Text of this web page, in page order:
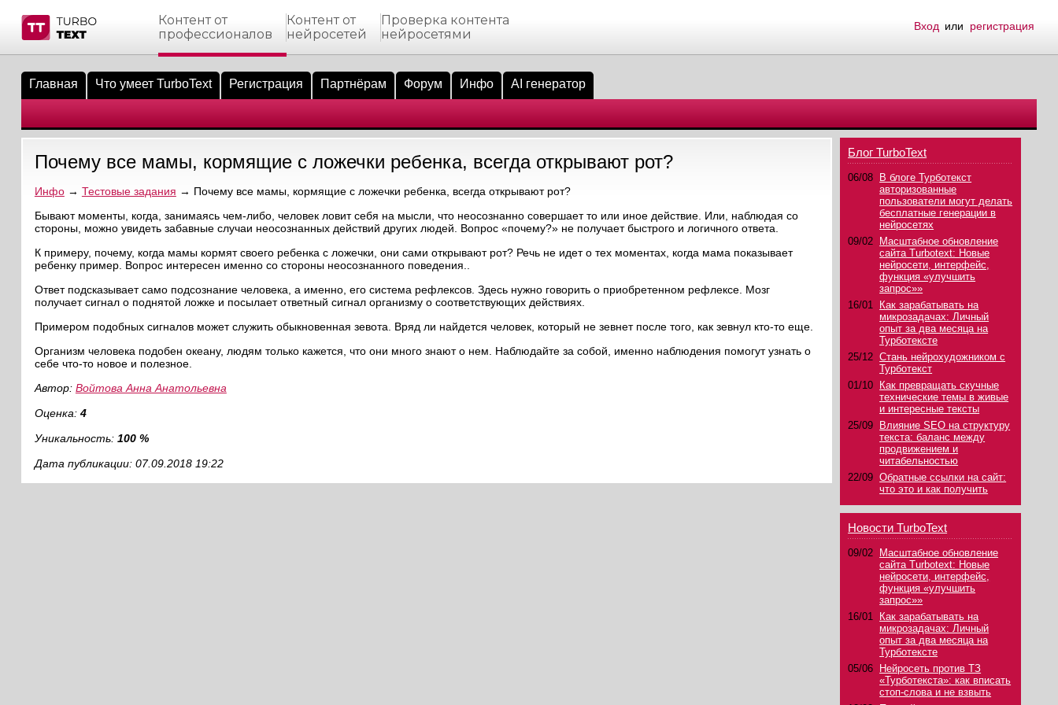
материалы
биржи
пользователи
на сайте
пользователей
сообщения
по форуму
Контент от
профессионалов
Контент от
нейросетей
Проверка контента
нейросетями
Вход или регистрация
Главная Что умеет TurboText Регистрация Партнёрам Форум Инфо AI генератор
Почему все мамы, кормящие с ложечки ребенка, всегда открывают рот?
Инфо→ Тестовые задания → Почему все мамы, кормящие с ложечки ребенка, всегда открывают рот?
Бывают моменты, когда, занимаясь чем-либо, человек ловит себя на мысли, что неосознанно совершает то или иное действие. Или, наблюдая со
стороны, можно увидеть забавные случаи неосознанных действий других людей. Вопрос «почему?» не получает быстрого и логичного ответа.
К примеру, почему, когда мамы кормят своего ребенка с ложечки, они сами открывают рот? Речь не идет о тех моментах, когда мама показывает
ребенку пример. Вопрос интересен именно со стороны неосознанного поведения..
Ответ подсказывает само подсознание человека, а именно, его система рефлексов. Здесь нужно говорить о приобретенном рефлексе. Мозг
получает сигнал о поднятой ложке и посылает ответный сигнал организму о соответствующих действиях.
Примером подобных сигналов может служить обыкновенная зевота. Вряд ли найдется человек, который не зевнет после того, как зевнул кто-то еще.
Организм человека подобен океану, людям только кажется, что они много знают о нем. Наблюдайте за собой, именно наблюдения помогут узнать о
себе что-то новое и полезное.
Автор: Войтова Анна Анатольевна
Оценка: 4
Уникальность: 100 %
Дата публикации: 07.09.2018 19:22
Блог TurboText
06/08
В блоге Турботекст
авторизованные
пользователи могут делать
бесплатные генерации в
нейросетях
09/02
Масштабное обновление
сайта Turbotext: Новые
нейросети, интерфейс,
функция «улучшить
запрос»»
16/01
Как зарабатывать на
микрозадачах: Личный
опыт за два месяца на
Турботексте
25/12 Стань нейрохудожником с
Турботекст
01/10
Как превращать скучные
технические темы в живые
и интересные тексты
25/09
Влияние SEO на структуру
текста: баланс между
продвижением и
читабельностью
22/09 Обратные ссылки на сайт:
что это и как получить
Новости TurboText
09/02
Масштабное обновление
сайта Turbotext: Новые
нейросети, интерфейс,
функция «улучшить
запрос»»
16/01
Как зарабатывать на
микрозадачах: Личный
опыт за два месяца на
Турботексте
05/06
Нейросеть против ТЗ
«Турботекста»: как вписать
стоп-слова и не взвыть